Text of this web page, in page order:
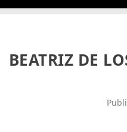
BEATRIZ DE